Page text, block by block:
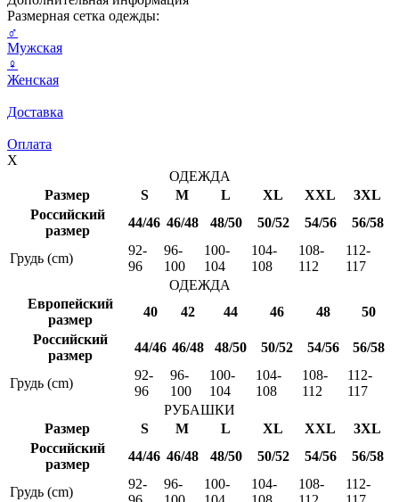
Размерная сетка одежды:
♂
Мужская
♀
Женская
Доставка
Оплата
X
ОДЕЖДА
Размер
S M L XL XXL
3XL
Российский
размер
44/46 46/48 48/50 50/52 54/56 56/58
Грудь (cm)
92-
96
96-
100
100-
104
104-
108
108-
112
112-
117
ОДЕЖДА
Европейский
размер
40 42 44 46 48
50
Российский
размер
44/46 46/48 48/50 50/52 54/56 56/58
Грудь (cm)
92-
96
96-
100
100-
104
104-
108
108-
112
112-
117
РУБАШКИ
Размер
S M L XL XXL
3XL
Российский
размер
44/46 46/48 48/50 50/52 54/56 56/58
Грудь (cm)
92-
96-
100-
104-
108-
112-